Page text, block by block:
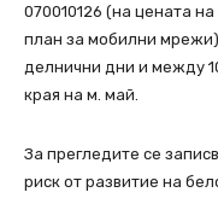
070010126 (на цената
план за мобилни
делнични дни и между
края на м. май.
За прегледите се
риск от развитие на